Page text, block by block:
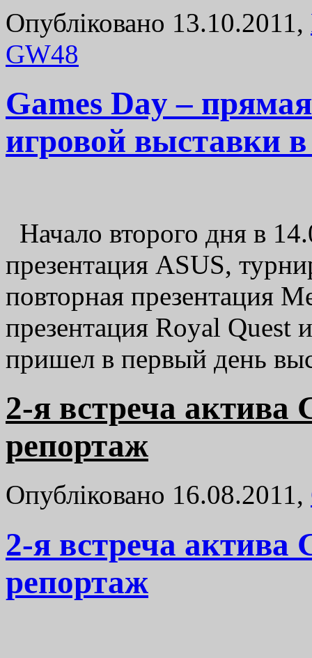
Опубліковано 13.10.2011,
GW48
Games Day –
игровой выставки
Начало второго дня в
презентация ASUS,
повторная презентация
презентация Royal Quest
пришел в первый день
2-я встреча актива
репортаж
Опубліковано 16.08.2011,
2-я встреча актива
репортаж